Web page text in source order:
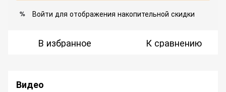
% Войти для отображения накопительной скидки
В избранное К сравнению
Видео